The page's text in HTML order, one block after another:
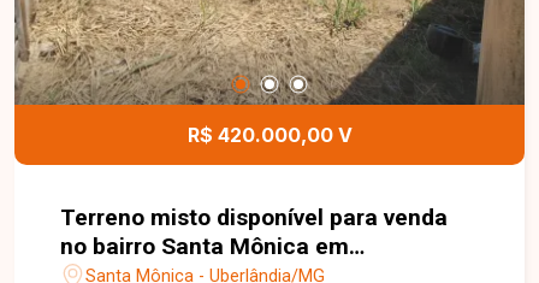
R$ 420.000,00 V
Terreno misto disponível para venda
no bairro Santa Mônica em
Uberlândia-MG
Santa Mônica - Uberlândia/MG